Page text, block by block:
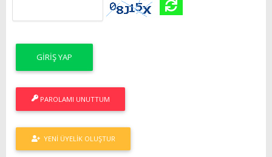
PAROLAMI UNUTTUM
YENI ÜYELIK OLUŞTUR